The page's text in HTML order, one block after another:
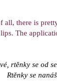
all, there is
The
rtěnky se od
Rtěnky se